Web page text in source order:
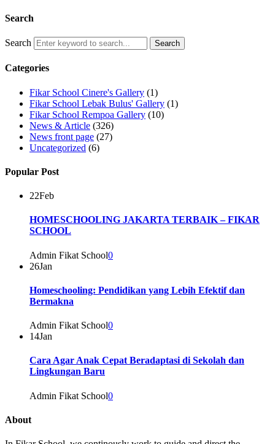
Search
Search
Categories
Fikar School Cinere's Gallery (1)
Fikar School Lebak Bulus' Gallery (1)
Fikar School Rempoa Gallery (10)
News & Article (326)
News front page (27)
Uncategorized (6)
Popular Post
22Feb
HOMESCHOOLING JAKARTA TERBAIK – FIKAR
SCHOOL
Admin Fikat School0
26Jan
Homeschooling: Pendidikan yang Lebih Efektif dan
Bermakna
Admin Fikat School0
14Jan
Cara Agar Anak Cepat Beradaptasi di Sekolah dan
Lingkungan Baru
Admin Fikat School0
About